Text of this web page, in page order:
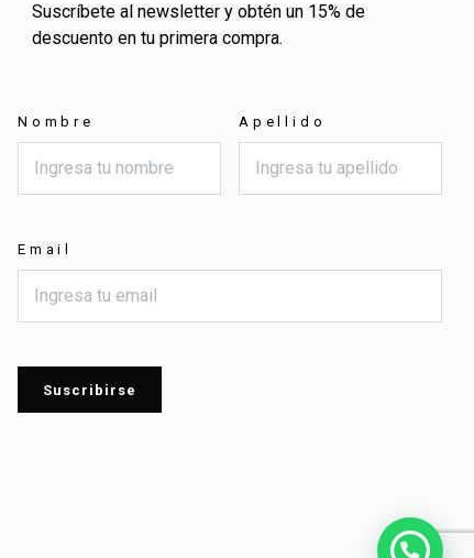
Suscríbete al newsletter y obtén un 15% de
descuento en tu primera compra.
Nombre Apellido
Email
Suscribirse